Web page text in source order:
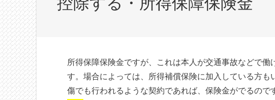
所得保障保険金ですが、これは本人が交通事故などで
す。場合によっては、所得補償保険に加入している方
傷でも行われるような契約であれば、保険金がでるので